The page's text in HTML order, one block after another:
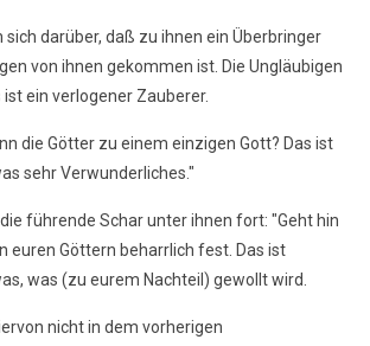
sich darüber, daß zu ihnen ein Überbringer
von ihnen gekommen ist. Die Ungläubigen
ist ein verlogener Zauberer.
die Götter zu einem einzigen Gott? Das ist
sehr Verwunderliches."
führende Schar unter ihnen fort: "Geht hin
euren Göttern beharrlich fest. Das ist
was (zu eurem Nachteil) gewollt wird.
nicht in dem vorherigen